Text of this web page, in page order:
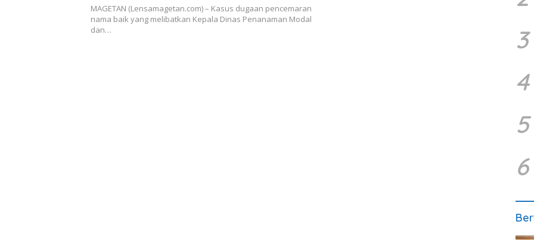
MAGETAN (Lensamagetan.com) – Kasus dugaan pencemaran
nama baik yang melibatkan Kepala Dinas Penanaman Modal
dan…
3
4
5
6